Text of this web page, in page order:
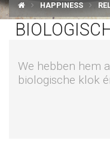
BUSINESS
WELL TRAVELED
HAPPINESS
We hebben hem
biologische klok